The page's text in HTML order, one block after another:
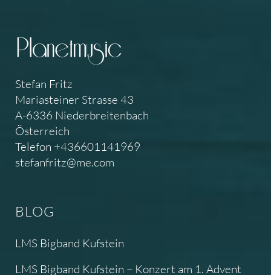
Stefan Fritz
Mariasteiner Strasse 43
A-6336 Niederbreitenbach
Österreich
Telefon +436601141969
stefanfritz@me.com
BLOG
LMS Bigband Kufstein
LMS Bigband Kufstein – Konzert am 1. Advent